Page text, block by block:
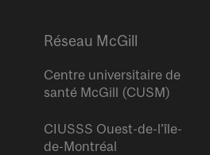
Réseau McGill
Centre universitaire de
santé McGill (CUSM)
CIUSSS Ouest-de-l’île-
de-Montréal